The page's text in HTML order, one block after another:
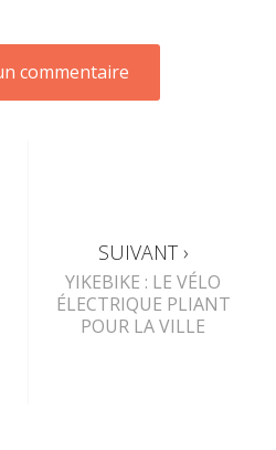
SUIVANT ›
YIKEBIKE : LE VÉLO
ÉLECTRIQUE PLIANT
POUR LA VILLE